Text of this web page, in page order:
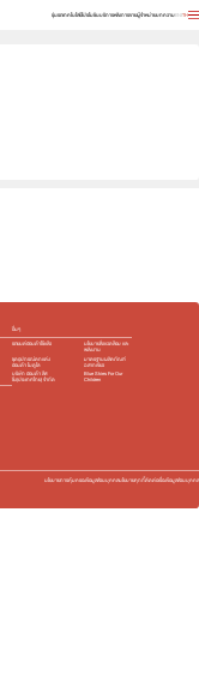
รุ่นรถเทคโนโลยีโปรโมชันบริการหลังการขายผู้จำหน่ายบทความENTH
อื่นๆ
รถยนต์ฮอนด้าใช้แล้ว
นโยบายสิ่งแวดล้อม และ
พลังงาน
ชุดอุปกรณ์ตกแต่ง​
ฮอนด้า โมดูโล
มาตรฐานผลิตภัณฑ์
ฉลากเขียว
บริษัท ฮอนด้า ลีส
ซิ่ง(ประเทศไทย) จำกัด
Blue Skies For Our
Children
นโยบายการคุ้มครองข้อมูลส่วนบุคคลนโยบายคุกกี้ติดต่อเรื่องข้อมูลส่วนบุคคล